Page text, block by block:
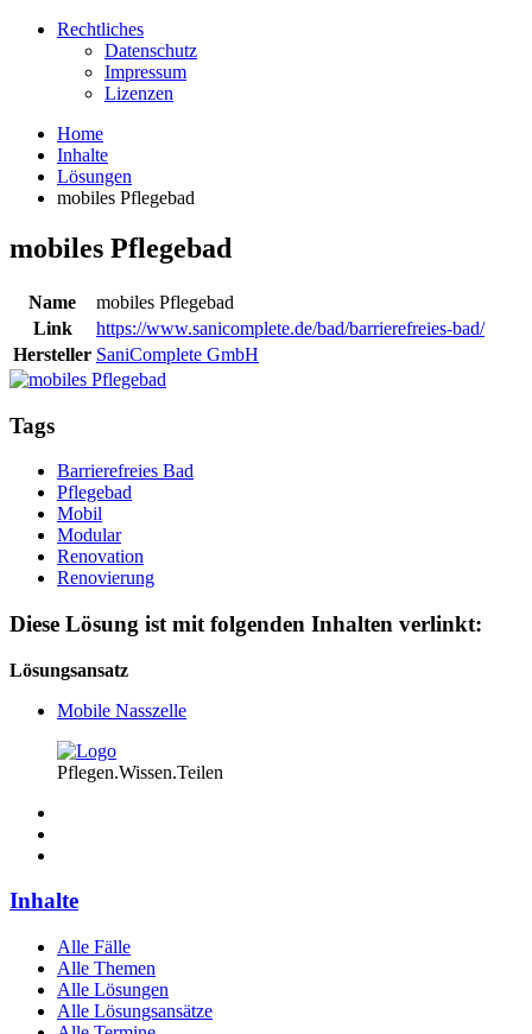
Rechtliches
Datenschutz
Impressum
Lizenzen
Home
Inhalte
Lösungen
mobiles Pflegebad
mobiles Pflegebad
Name
mobiles Pflegebad
Link
https://www.sanicomplete.de/bad/barrierefreies-bad/
Hersteller SaniComplete GmbH
Tags
Barrierefreies Bad
Pflegebad
Mobil
Modular
Renovation
Renovierung
Diese Lösung ist mit folgenden Inhalten verlinkt:
Lösungsansatz
Mobile Nasszelle
Pflegen.Wissen.Teilen
Inhalte
Alle Fälle
Alle Themen
Alle Lösungen
Alle Lösungsansätze